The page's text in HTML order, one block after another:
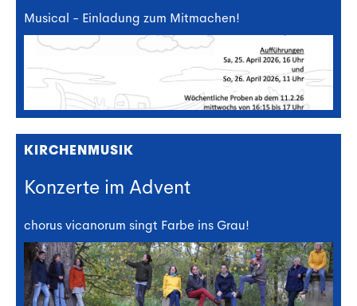
Musical - Einladung zum Mitmachen!
KIRCHENMUSIK
Konzerte im Advent
chorus vicanorum singt Farbe ins Grau!